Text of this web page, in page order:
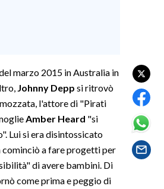
marzo 2015 in Australia in
Johnny Depp si ritrovò
l'attore di "Pirati
Amber Heard "si
Lui si era disintossicato
cominciò a fare progetti per
di avere bambini. Di
come prima e peggio di